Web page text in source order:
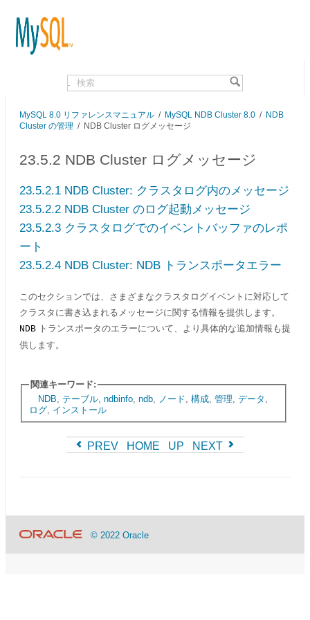
MySQL 8.0 リファレンスマニュアル / MySQL NDB Cluster 8.0 / NDB
Cluster の管理 / NDB Cluster ログメッセージ
23.5.2 NDB Cluster ログメッセージ
23.5.2.1 NDB Cluster: クラスタログ内のメッセージ
23.5.2.2 NDB Cluster のログ起動メッセージ
23.5.2.3 クラスタログでのイベントバッファのレポ
ート
23.5.2.4 NDB Cluster: NDB トランスポータエラー
このセクションでは、さまざまなクラスタログイベントに対応して
クラスタに書き込まれるメッセージに関する情報を提供します。
NDB トランスポータのエラーについて、より具体的な追加情報も提
供します。
関連キーワード:
NDB
テーブル, ndbinfo, ndb, ノード 構成, 管理 データ
ログ, インストール
PREV HOME UP NEXT
© 2022 Oracle